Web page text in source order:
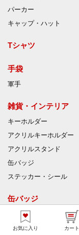
お気に入り カート
パーカー
キャップ・ハット
Tシャツ
手袋
軍手
雑貨・インテリア
キーホルダー
アクリルキーホルダー
アクリルスタンド
缶バッジ
ステッカー・シール
缶バッジ
ステッカー・シール